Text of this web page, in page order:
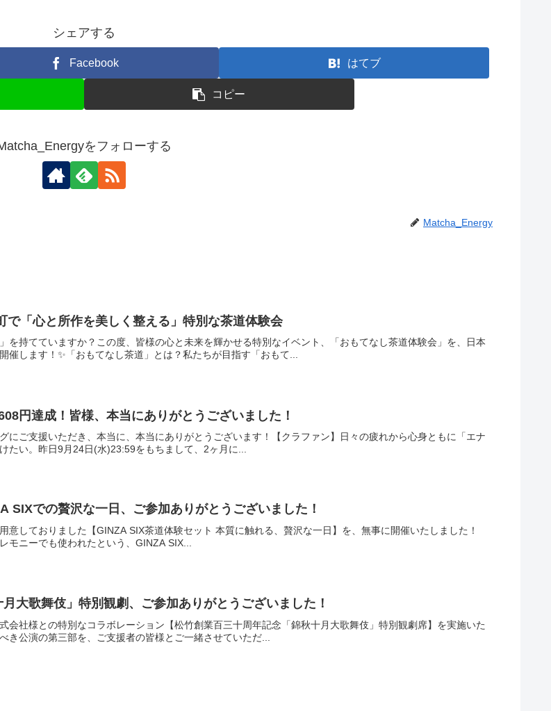
シェアする
Facebook はてブ
コピー
をフォローする
Matcha_Energy
で「心と所作を美しく整える」特別な茶道体験会
を持てていますか？この度、皆様の心と未来を輝かせる特別なイベント、「おもてなし茶道体験会」を、日本
催します！✨「おもてなし茶道」とは？私たちが目指す「おもて...
円達成！皆様、本当にありがとうございました！
にご支援いただき、本当に、本当にありがとうございます！【クラファン】日々の疲れから心身ともに「エナ
たい。昨日9月24日(水)23:59をもちまして、2ヶ月に...
SIXでの贅沢な一日、ご参加ありがとうございました！
意しておりました【GINZA SIX茶道体験セット 本質に触れる、贅沢な一日】を、無事に開催いたしました！
モニーでも使われたという、GINZA SIX...
大歌舞伎」特別観劇、ご参加ありがとうございました！
会社様との特別なコラボレーション【松竹創業百三十周年記念「錦秋十月大歌舞伎」特別観劇席】を実施いた
き公演の第三部を、ご支援者の皆様とご一緒させていただ...